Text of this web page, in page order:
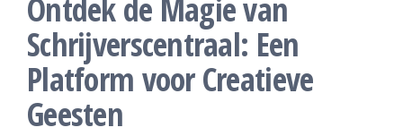
Ontdek de Magie van
Schrijverscentraal: Een
Platform voor Creatieve
Geesten